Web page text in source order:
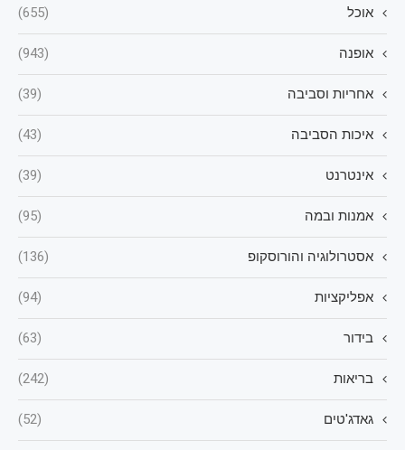
אוכל (655)
אופנה (943)
אחריות וסביבה (39)
איכות הסביבה (43)
אינטרנט (39)
אמנות ובמה (95)
אסטרולוגיה והורוסקופ (136)
אפליקציות (94)
בידור (63)
בריאות (242)
גאדג'טים (52)